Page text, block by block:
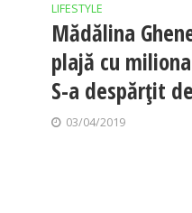
LIFESTYLE
Mădălina
plajă cu
S-a despărțit
03/04/2019